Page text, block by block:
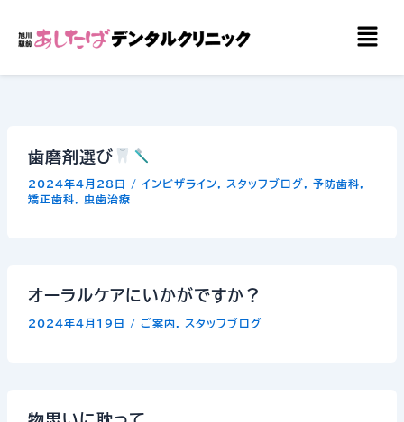
メ
ニ
歯磨剤選び
2024年4月28日 / インビザライン, スタッフブログ , 予防歯科,
矯正歯科, 虫歯治療
オーラルケアにいかがですか？
2024年4月19日 / ご案内, スタッフブログ